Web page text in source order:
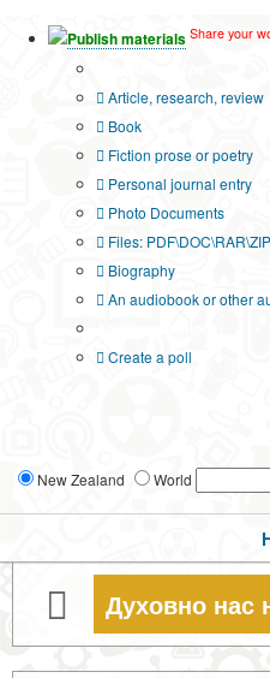
Publish materials Share your
Article, research, review
Book
Fiction prose or poetry
Personal journal entry
Photo Documents
Files:
Biography
An audiobook or other
Create a poll
New Zealand World
Духовно нас